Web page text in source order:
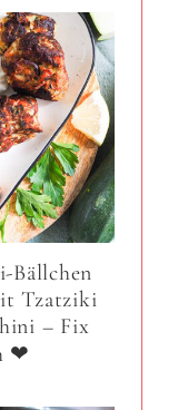
Bällchen
Tzatziki
– Fix
❤